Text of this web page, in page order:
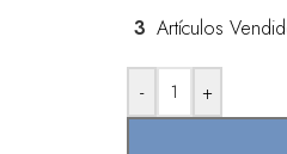
3 Artículos
- +